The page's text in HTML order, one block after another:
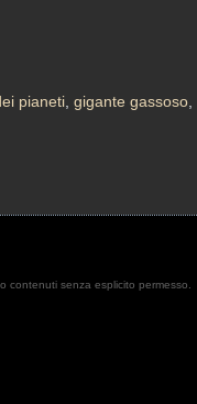
pianeti, gigante gassoso,
contenuti senza esplicito permesso.